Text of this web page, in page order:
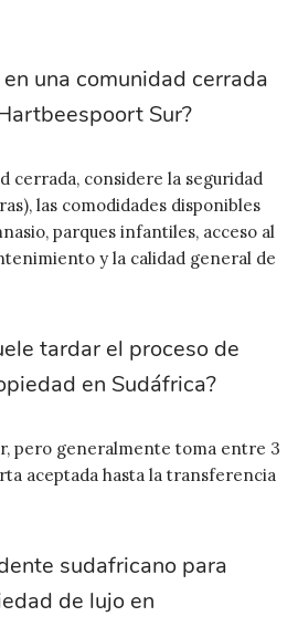
una comunidad cerrada
Sur?
cerrada, considere la seguridad
las comodidades disponibles
parques infantiles, acceso al
y la calidad general de
tardar el proceso de
en Sudáfrica?
pero generalmente toma entre 3
aceptada hasta la transferencia
sudafricano para
de lujo en